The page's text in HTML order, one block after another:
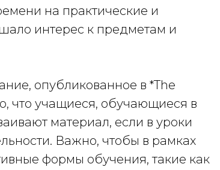
на практические и
интерес к предметам и
опубликованное в *The
что учащиеся, обучающиеся в
материал, если в уроки
Важно, чтобы в рамках
формы обучения, такие как